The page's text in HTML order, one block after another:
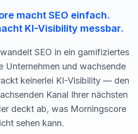
macht SEO einfach.
KI-Visibility messbar.
SEO in ein gamifiziertes
Unternehmen und wachsende
keinerlei KI-Visibility — den
Kanal Ihrer nächsten
deckt ab, was Morningscore
sehen kann.